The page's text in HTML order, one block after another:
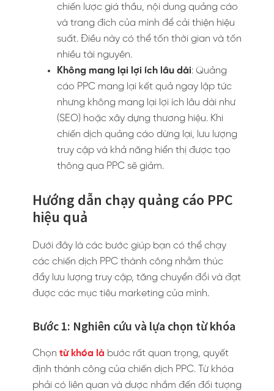
chiến lược giá thầu, nội dung quảng cáo
và trang đích của mình để cải thiện hiệu
suất. Điều này có thể tốn thời gian và tốn
nhiều tài nguyên.
Không mang lại lợi ích lâu dài: Quảng
cáo PPC mang lại kết quả ngay lập tức
nhưng không mang lại lợi ích lâu dài như
(SEO) hoặc xây dựng thương hiệu. Khi
chiến dịch quảng cáo dừng lại, lưu lượng
truy cập và khả năng hiển thị được tạo
thông qua PPC sẽ giảm.
Hướng dẫn chạy quảng cáo PPC
hiệu quả
Dưới đây là các bước giúp bạn có thể chạy
các chiến dịch PPC thành công nhằm thúc
đẩy lưu lượng truy cập, tăng chuyển đổi và đạt
được các mục tiêu marketing của mình.
Bước 1: Nghiên cứu và lựa chọn từ khóa
Chọn từ khóa là bước rất quan trọng, quyết
định thành công của chiến dịch PPC. Từ khóa
phải có liên quan và dược nhắm đến đối tượng